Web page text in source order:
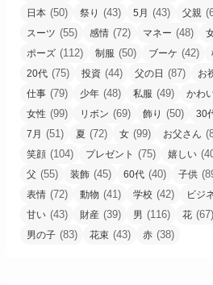
日本 (50) 祭り (43) 5月 (43) 父親
スーツ (55) 感情 (72) マネー (48)
ポーズ (112) 制服 (50) ブーケ (42)
20代 (75) 投資 (44) 父の日 (87) お
仕事 (79) 少年 (48) 私服 (49) かわ
女性 (99) リボン (69) 飾り (50) 30
7月 (51) 夏 (72) 女 (99) お父さん
笑顔 (104) プレゼント (75) 嬉しい
父 (55) 装飾 (45) 60代 (40) 子供
表情 (72) 動物 (41) 学校 (42) ビジ
甘い (43) 財産 (39) 男 (116) 花 (67)
男の子 (83) 花束 (43) 赤 (38)